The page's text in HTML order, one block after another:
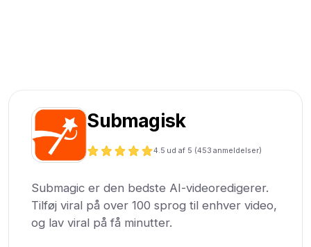
Submagisk
4.5 ud af 5 (453 anmeldelser)
Submagic er den bedste AI-videoredigerer.
Tilføj viral på over 100 sprog til enhver video,
og lav viral på få minutter.